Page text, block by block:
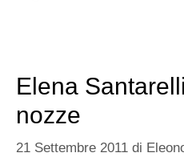
Elena
nozze
21 Settembre 2011 di